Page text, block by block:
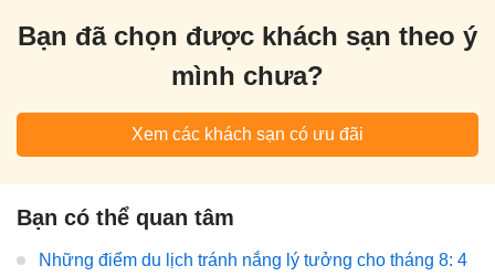
Bạn đã chọn được khách sạn theo ý
mình chưa?
Xem các khách sạn có ưu đãi
Bạn có thể quan tâm
Những điểm du lịch tránh nắng lý tưởng cho tháng 8: 4